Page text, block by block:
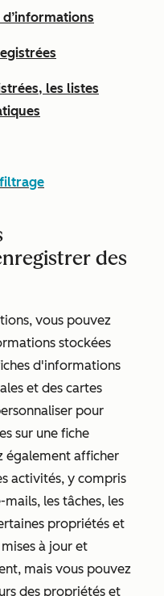
les listes
des
vous pouvez
stockées
d'informations
et des cartes
pour
sur une fiche
également afficher
activités, y compris
mails, les tâches, les
propriétés et
à jour et
mais vous pouvez
des propriétés et